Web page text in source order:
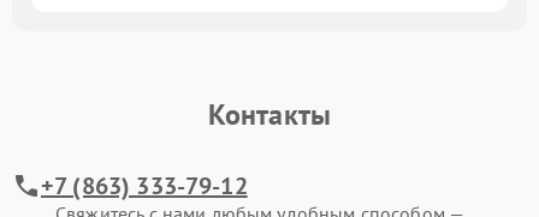
Контакты
+7 (863) 333-79-12